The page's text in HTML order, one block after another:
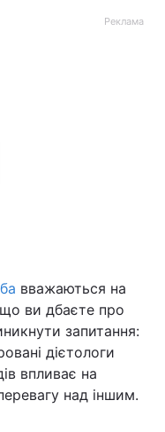
Реклама
вважаються на
ви дбаєте про
запитання:
дієтологи
впливає на
над іншим.